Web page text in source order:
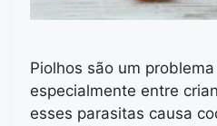
Piolhos são um
especialmente entre
esses parasitas causa